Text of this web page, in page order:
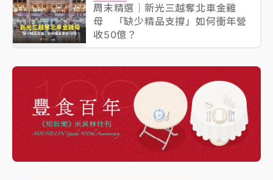
周末精選｜新光三越奪北車金雞
母 「缺少精品支撐」如何衝年營
收50億？